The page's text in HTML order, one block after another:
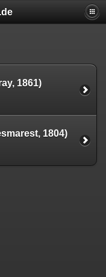
1861)
1804)